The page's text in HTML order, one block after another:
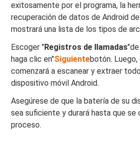
exitosamente por el programa, la
recuperación de datos de Android
mostrará una lista de los tipos de
Escoger "Registros de llamadas
haga clic en"Siguientebotón.
comenzará a escanear y extraer
dispositivo móvil Android.
Asegúrese de que la batería de su
sea suficiente y durará hasta que
proceso.